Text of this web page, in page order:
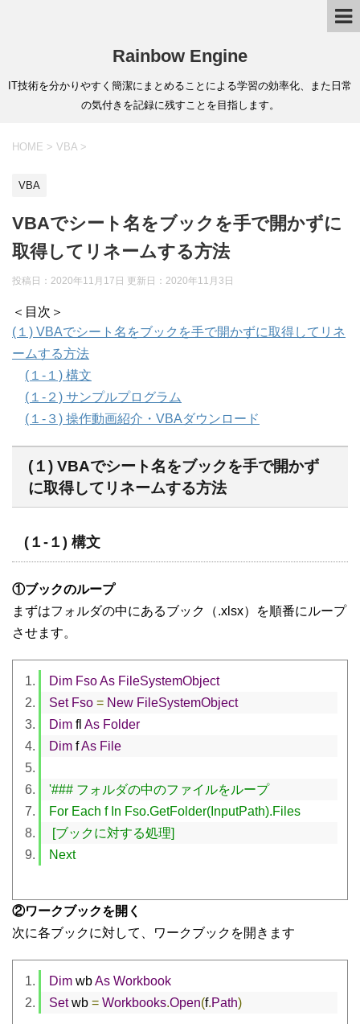
Rainbow Engine
IT技術を分かりやすく簡潔にまとめることによる学習の効率化、また日常
の気付きを記録に残すことを目指します。
HOME > VBA >
VBA
VBAでシート名をブックを手で開かずに
取得してリネームする方法
投稿日：2020年11月17日 更新日： 2020年11月3日
＜目次＞
(１) VBAでシート名をブックを手で開かずに取得してリネ
ームする方法
(１-１) 構文
(１-２) サンプルプログラム
(１-３) 操作動画紹介・VBAダウンロード
(１) VBAでシート名をブックを手で開かず
に取得してリネームする方法
(１-１) 構文
①ブックのループ
まずはフォルダの中にあるブック（.xlsx）を順番にループ
させます。
Dim FsoAs FileSystemObject
Set Fso = New FileSystemObject
Dim fl As Folder
Dim f As File
'### フォルダの中のファイルをループ
For Each f In Fso.GetFolder(InputPath).Files
[ブックに対する処理]
Next
②ワークブックを開く
次に各ブックに対して、ワークブックを開きます
Dim wb As Workbook
Set wb = Workbooks.Open(f.Path)